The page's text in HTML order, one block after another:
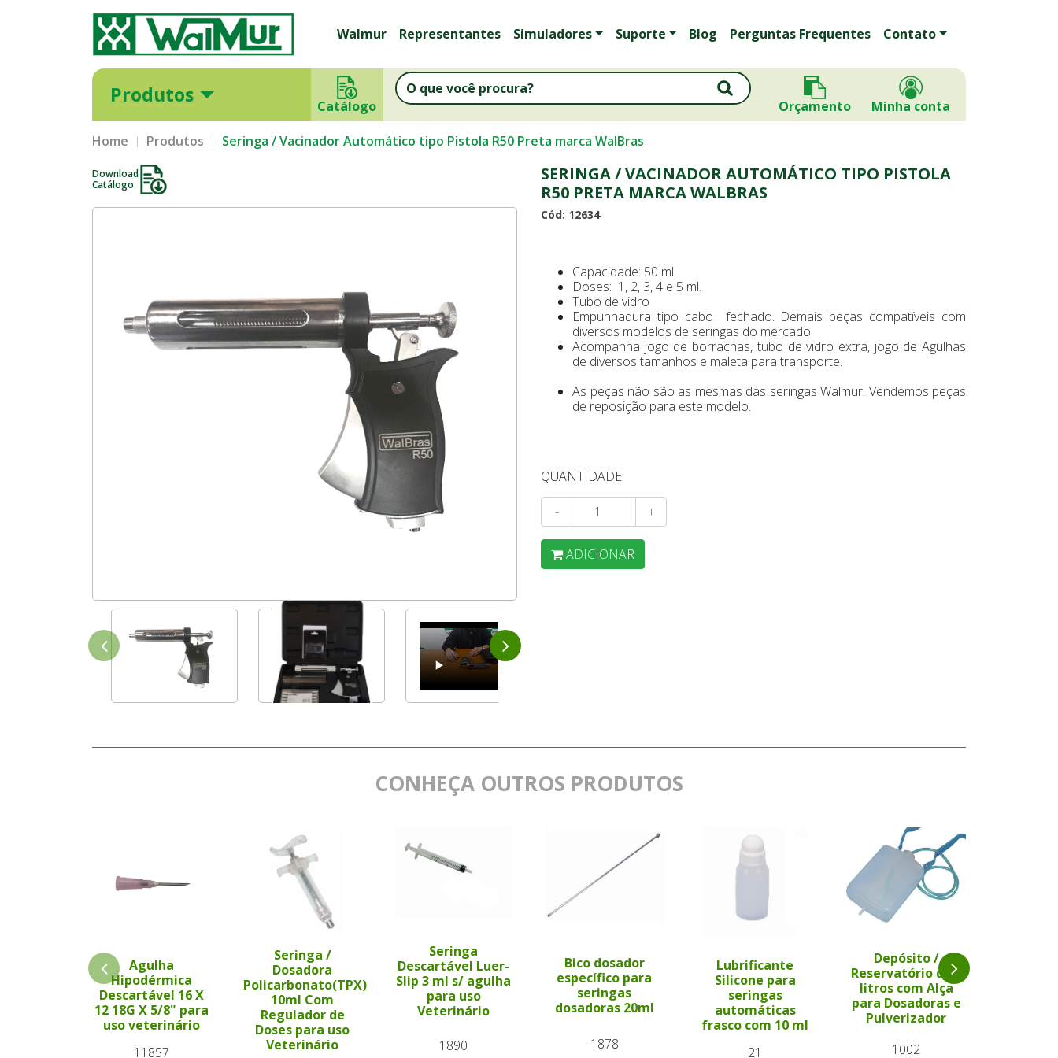
Walmur Representantes Simuladores Suporte Blog Perguntas Frequentes Contato
Produtos Catálogo Orçamento Minha conta
Home Produtos Seringa / Vacinador Automático tipo Pistola R50 Preta marca WalBras
Download
Catálogo
SERINGA / VACINADOR AUTOMÁTICO TIPO PISTOLA
R50 PRETA MARCA WALBRAS
Cód: 12634
Capacidade: 50 ml
Doses: 1, 2, 3, 4 e 5 ml.
Tubo de vidro
Empunhadura tipo cabo fechado. Demais peças compatíveis com
diversos modelos de seringas do mercado.
Acompanha jogo de borrachas, tubo de vidro extra, jogo de Agulhas
de diversos tamanhos e maleta para transporte.
As peças não são as mesmas das seringas Walmur. Vendemos peças
de reposição para este modelo.
QUANTIDADE:
- +
ADICIONAR
CONHEÇA OUTROS PRODUTOS
Agulha
Hipodérmica
Descartável 16 X
12 18G X 5/8" para
uso veterinário
11857
Seringa /
Dosadora
Policarbonato(TPX)
10ml Com
Regulador de
Doses para uso
Veterinário
Seringa
Descartável Luer-
Slip 3 ml s/ agulha
para uso
Veterinário
1890
Bico dosador
específico para
seringas
dosadoras 20ml
1878
Lubrificante
Silicone para
seringas
automáticas
frasco com 10 ml
21
Depósito /
Reservatório de 2
litros com Alça
para Dosadoras e
Pulverizador
1002